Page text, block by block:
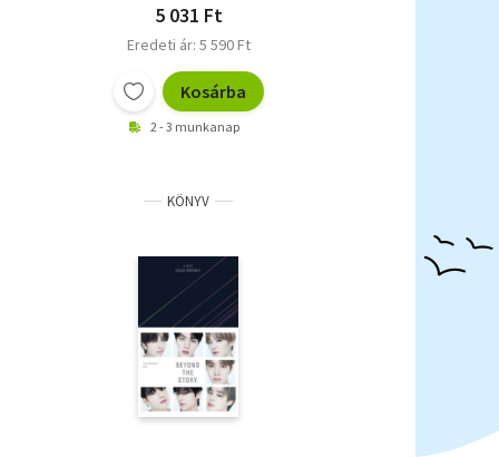
5 031 Ft
Eredeti ár: 5 590 Ft
Kosárba
2 - 3 munkanap
KÖNYV